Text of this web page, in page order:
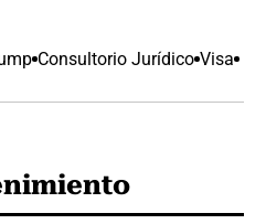
Consultorio Jurídico Visa